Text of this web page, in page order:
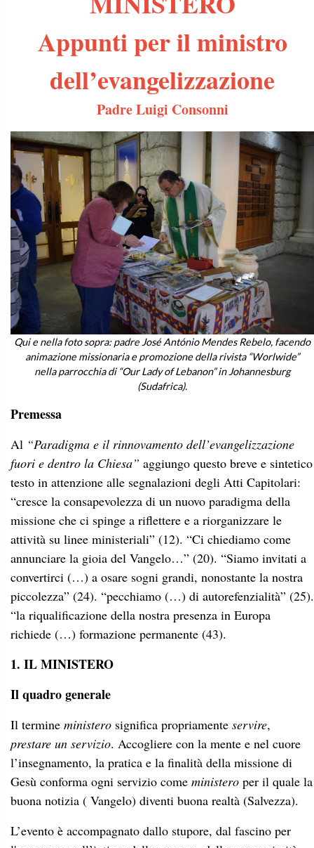
Appunti per il ministro
dell’evangelizzazione
Padre Luigi Consonni
Qui e nella foto sopra: padre José António Mendes Rebelo, facendo
animazione missionaria e promozione della rivista “Worlwide”
nella parrocchia di “Our Lady of Lebanon” in Johannesburg
(Sudafrica).
Premessa
Al “Paradigma e il rinnovamento dell’evangelizzazione
fuori e dentro la Chiesa” aggiungo questo breve e sintetico
testo in attenzione alle segnalazioni degli Atti Capitolari:
“cresce la consapevolezza di un nuovo paradigma della
missione che ci spinge a riflettere e a riorganizzare le
attività su linee ministeriali” (12). “Ci chiediamo come
annunciare la gioia del Vangelo…” (20). “Siamo invitati a
convertirci (…) a osare sogni grandi, nonostante la nostra
piccolezza” (24). “pecchiamo (…) di autorefenzialità” (25).
“la riqualificazione della nostra presenza in Europa
richiede (…) formazione permanente (43).
1. IL MINISTERO
Il quadro generale
Il termine ministero significa propriamente servire,
prestare un servizio. Accogliere con la mente e nel cuore
l’insegnamento, la pratica e la finalità della missione di
Gesù conforma ogni servizio come ministero per il quale la
buona notizia ( Vangelo) diventi buona realtà (Salvezza).
L’evento è accompagnato dallo stupore, dal fascino per